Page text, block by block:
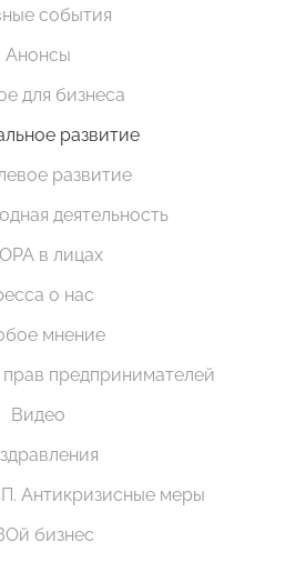
события
Анонсы
для бизнеса
развитие
развитие
деятельность
в лицах
о нас
мнение
предпринимателей
Видео
Антикризисные меры
бизнес